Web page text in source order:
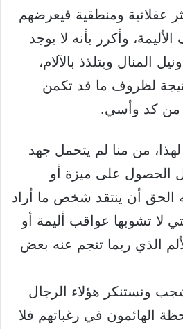
عقلانية ومنطقية فيعرضهم
وأكرر بأنه لا يوجد
المنال ويتلذذ بالآلام،
نتيجة لظروف ما قد تكمن
من كد وأسي.
من منا لم يتحمل جهد
الحصول على ميزة أو
الحق أن ينتقد شخص ما أراد
لا تشوبها عواقب أليمة أو
الذي ربما تنجم عنه بعض
ونستنكر هؤلاء الرجال
الهائمون في رغباتهم فلا